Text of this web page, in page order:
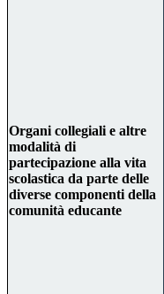
Organi collegiali e altre
modalità di
partecipazione alla vita
scolastica da parte delle
diverse componenti della
comunità educante